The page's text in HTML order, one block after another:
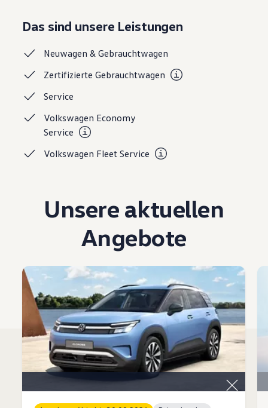
Das sind unsere Leistungen
Neuwagen &Gebrauchtwagen
ZertifizierteGebrauchtwagen
Service
Volkswagen Economy
Service
Volkswagen FleetService
Unsere aktuellen
Angebote